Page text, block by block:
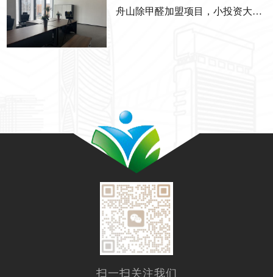
舟山除甲醛加盟项目，小投资大回报的优选
扫一扫关注我们